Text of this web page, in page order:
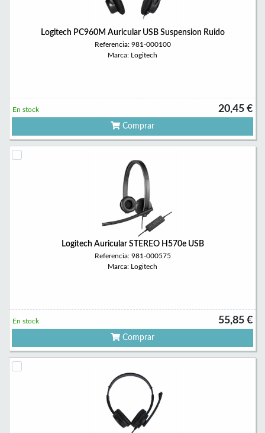
Logitech PC960M Auricular USB Suspension Ruido
Referencia: 981-000100
Marca: Logitech
20,45 €
En stock
Comprar
Logitech Auricular STEREO H570e USB
Referencia: 981-000575
Marca: Logitech
55,85 €
En stock
Comprar